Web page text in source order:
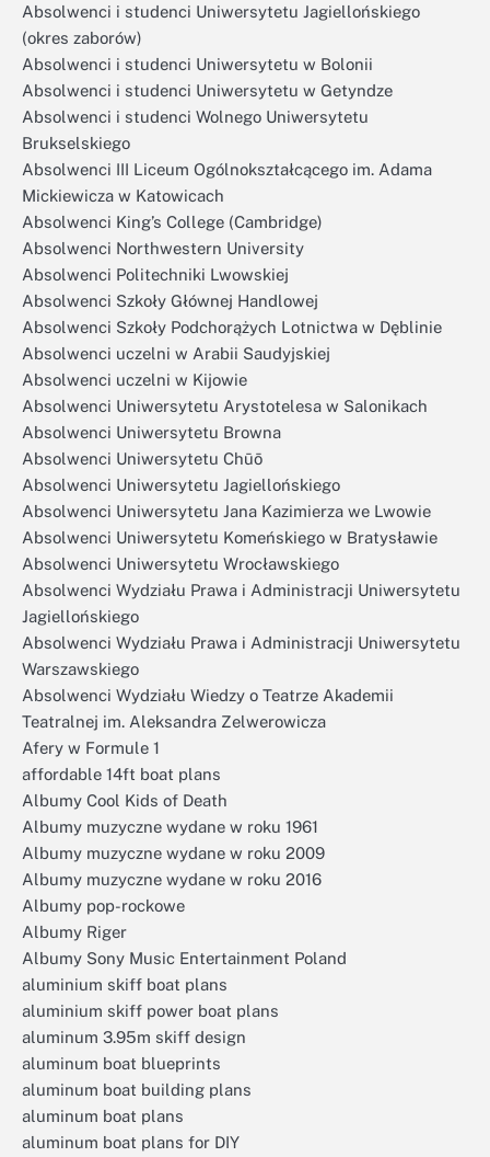
Absolwenci i studenci Uniwersytetu Jagiellońskiego
(okres zaborów)
Absolwenci i studenci Uniwersytetu w Bolonii
Absolwenci i studenci Uniwersytetu w Getyndze
Absolwenci i studenci Wolnego Uniwersytetu
Brukselskiego
Absolwenci III Liceum Ogólnokształcącego im. Adama
Mickiewicza w Katowicach
Absolwenci King’s College (Cambridge)
Absolwenci Northwestern University
Absolwenci Politechniki Lwowskiej
Absolwenci Szkoły Głównej Handlowej
Absolwenci Szkoły Podchorążych Lotnictwa w Dęblinie
Absolwenci uczelni w Arabii Saudyjskiej
Absolwenci uczelni w Kijowie
Absolwenci Uniwersytetu Arystotelesa w Salonikach
Absolwenci Uniwersytetu Browna
Absolwenci Uniwersytetu Chūō
Absolwenci Uniwersytetu Jagiellońskiego
Absolwenci Uniwersytetu Jana Kazimierza we Lwowie
Absolwenci Uniwersytetu Komeńskiego w Bratysławie
Absolwenci Uniwersytetu Wrocławskiego
Absolwenci Wydziału Prawa i Administracji Uniwersytetu
Jagiellońskiego
Absolwenci Wydziału Prawa i Administracji Uniwersytetu
Warszawskiego
Absolwenci Wydziału Wiedzy o Teatrze Akademii
Teatralnej im. Aleksandra Zelwerowicza
Afery w Formule 1
affordable 14ft boat plans
Albumy Cool Kids of Death
Albumy muzyczne wydane w roku 1961
Albumy muzyczne wydane w roku 2009
Albumy muzyczne wydane w roku 2016
Albumy pop-rockowe
Albumy Riger
Albumy Sony Music Entertainment Poland
aluminium skiff boat plans
aluminium skiff power boat plans
aluminum 3.95m skiff design
aluminum boat blueprints
aluminum boat building plans
aluminum boat plans
aluminum boat plans for DIY